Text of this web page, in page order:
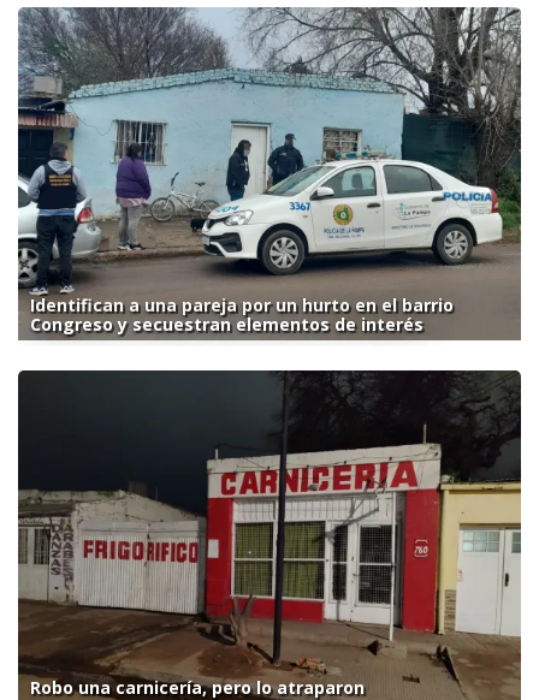
Identifican a una pareja por un hurto en el barrio
Congreso y secuestran elementos de interés
Robo una carnicería, pero lo atraparon